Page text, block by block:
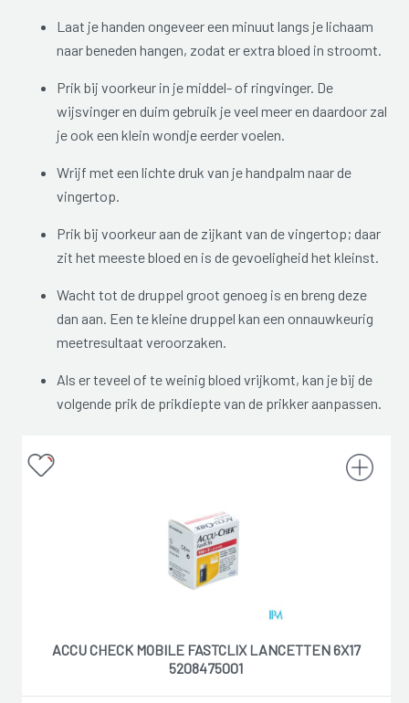
Laat je handen ongeveer een minuut langs je lichaam
naar beneden hangen, zodat er extra bloed in stroomt.
Prik bij voorkeur in je middel- of ringvinger. De
wijsvinger en duim gebruik je veel meer en daardoor zal
je ook een klein wondje eerder voelen.
Wrijf met een lichte druk van je handpalm naar de
vingertop.
Prik bij voorkeur aan de zijkant van de vingertop; daar
zit het meeste bloed en is de gevoeligheid het kleinst.
Wacht tot de druppel groot genoeg is en breng deze
dan aan. Een te kleine druppel kan een onnauwkeurig
meetresultaat veroorzaken.
Als er teveel of te weinig bloed vrijkomt, kan je bij de
volgende prik de prikdiepte van de prikker aanpassen.
ACCU CHECK MOBILE FASTCLIX LANCETTEN 6X17
5208475001